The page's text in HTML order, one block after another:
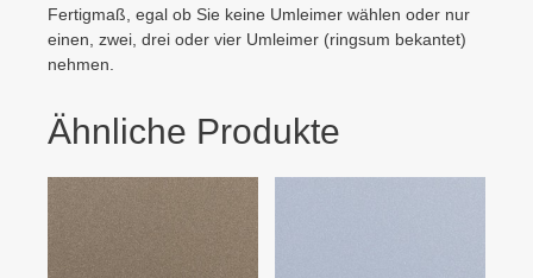
Fertigmaß, egal ob Sie keine Umleimer wählen oder nur
einen, zwei, drei oder vier Umleimer (ringsum bekantet)
nehmen.
Ähnliche Produkte